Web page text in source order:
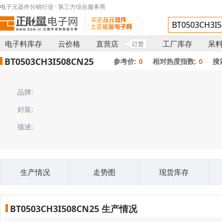
电子元器件分销行业 · 第三方综合服务商
电子料库存 云价格 直营店 订货 工厂库存 呆
BT0503CH3I508CN25 参考价: 0 相对热度指数: 0 搜
品牌:
封装:
描述:
生产情况 走势图 现货库存
BT0503CH3I508CN25 生产情况